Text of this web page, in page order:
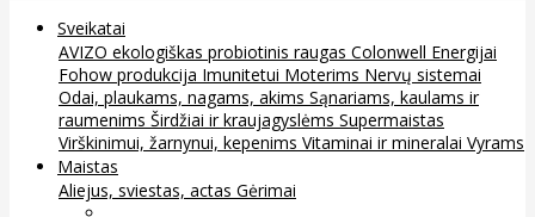
Sveikatai
AVIZO ekologiškas probiotinis raugas Colonwell Energijai
Fohow produkcija Imunitetui Moterims Nervų sistemai
Odai, plaukams, nagams, akims Sąnariams, kaulams ir
raumenims Širdžiai ir kraujagyslėms Supermaistas
Virškinimui, žarnynui, kepenims Vitaminai ir mineralai Vyrams
Maistas
Aliejus, sviestas, actas Gėrimai